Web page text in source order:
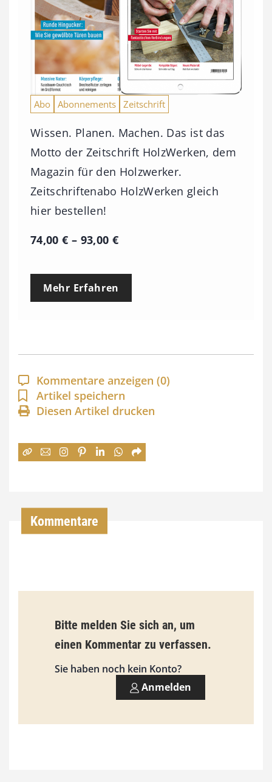
Abo Abonnements Zeitschrift
Wissen. Planen. Machen. Das ist das
Motto der Zeitschrift HolzWerken, dem
Magazin für den Holzwerker.
Zeitschriftenabo HolzWerken gleich
hier bestellen!
74,00€ – 93,00 €P
e
p
a
n
n
:
€
i
s
9
0
Mehr Erfahren
Kommentare anzeigen (0)
Artikel speichern
Diesen Artikel drucken
Kommentare
Bitte melden Sie sich an, um
einen Kommentar zu verfassen.
Sie haben noch kein Konto?
Anmelden